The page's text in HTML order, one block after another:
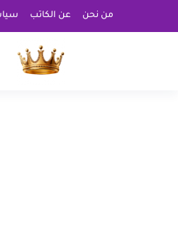
من نحن عن الكاتب